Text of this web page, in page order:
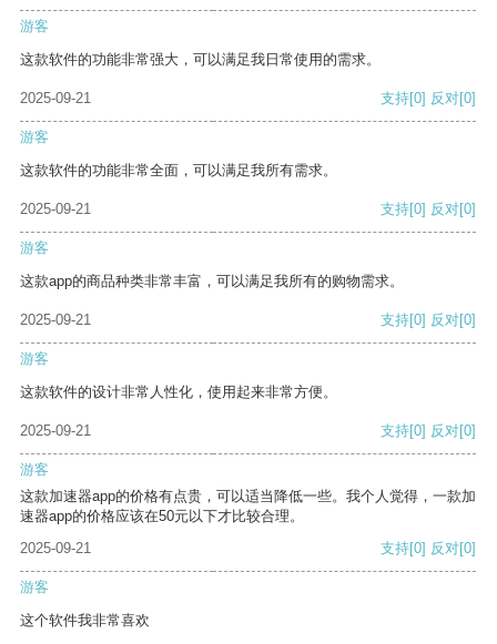
游客
这款软件的功能非常强大，可以满足我日常使用的需求。
2025-09-21 支持[0] 反对[0]
游客
这款软件的功能非常全面，可以满足我所有需求。
2025-09-21 支持[0] 反对[0]
游客
这款app的商品种类非常丰富，可以满足我所有的购物需求。
2025-09-21 支持[0] 反对[0]
游客
这款软件的设计非常人性化，使用起来非常方便。
2025-09-21 支持[0] 反对[0]
游客
这款加速器app的价格有点贵，可以适当降低一些。我个人觉得，一款加
速器app的价格应该在50元以下才比较合理。
2025-09-21
支持[0] 反对[0]
游客
这个软件我非常喜欢